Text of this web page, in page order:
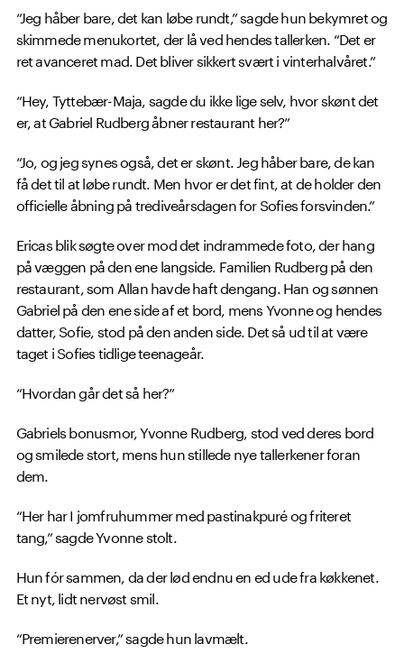
“Jeg håber bare, det kan løbe rundt,” sagde hun bekymret og
skimmede menukortet, der lå ved hendes tallerken. “Det er
ret avanceret mad. Det bliver sikkert svært i vinterhalvåret.”
“Hey, Tyttebær-Maja, sagde du ikke lige selv, hvor skønt det
er, at Gabriel Rudberg åbner restaurant her?”
“Jo, og jeg synes også, det er skønt. Jeg håber bare, de kan
få det til at løbe rundt. Men hvor er det fint, at de holder den
officielle åbning på trediveårsdagen for Sofies forsvinden.”
Ericas blik søgte over mod det indrammede foto, der hang
på væggen på den ene langside. Familien Rudberg på den
restaurant, som Allan havde haft dengang. Han og sønnen
Gabriel på den ene side af et bord, mens Yvonne og hendes
datter, Sofie, stod på den anden side. Det så ud til at være
taget i Sofies tidlige teenageår.
“Hvordan går det så her?”
Gabriels bonusmor, Yvonne Rudberg, stod ved deres bord
og smilede stort, mens hun stillede nye tallerkener foran
dem.
“Her har I jomfruhummer med pastinakpuré og friteret
tang,” sagde Yvonne stolt.
Hun fór sammen, da der lød endnu en ed ude fra køkkenet.
Et nyt, lidt nervøst smil.
“Premierenerver,” sagde hun lavmælt.